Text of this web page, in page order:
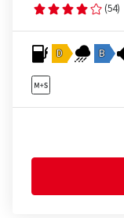
(54)
D B